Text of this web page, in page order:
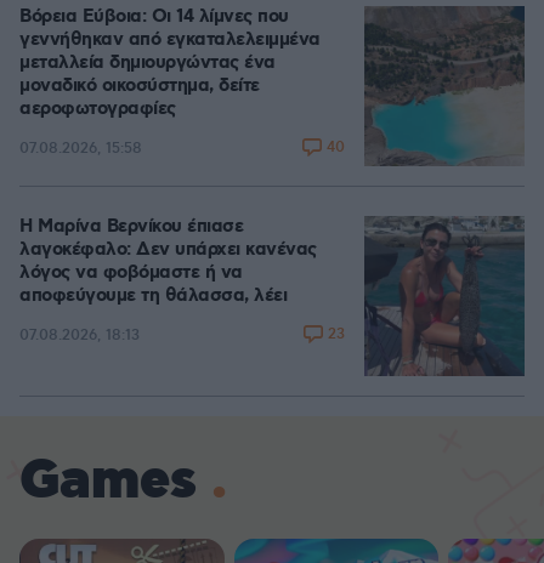
Βόρεια Εύβοια: Οι 14 λίμνες που
γεννήθηκαν από εγκαταλελειμμένα
μεταλλεία δημιουργώντας ένα
μοναδικό οικοσύστημα, δείτε
αεροφωτογραφίες
07.08.2026, 15:58 40
Η Μαρίνα Βερνίκου έπιασε
λαγοκέφαλο: Δεν υπάρχει κανένας
λόγος να φοβόμαστε ή να
αποφεύγουμε τη θάλασσα, λέει
07.08.2026, 18:13 23
Games